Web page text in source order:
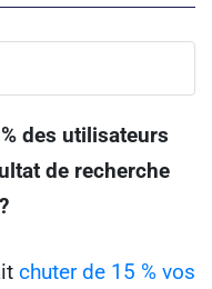
des utilisateurs
de recherche
chuter de 15 % vos